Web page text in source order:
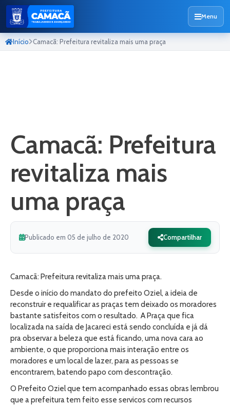
Menu
Início Camacã: Prefeitura revitaliza mais uma praça
Camacã: Prefeitura
revitaliza mais
uma praça
Publicado em 05 de julho de 2020 Compartilhar
Camacã: Prefeitura revitaliza mais uma praça.
Desde o início do mandato do prefeito Oziel, a ideia de
reconstruir e requalificar as praças tem deixado os moradores
bastante satisfeitos com o resultado. A Praça que fica
localizada na saída de Jacareci está sendo concluída e já dá
pra observar a beleza que está ficando, uma nova cara ao
ambiente, o que proporciona mais interação entre os
moradores e um local de lazer, para as pessoas se
encontrarem, batendo papo com descontração.
O Prefeito Oziel que tem acompanhado essas obras lembrou
que a prefeitura tem feito esse servicos com recursos